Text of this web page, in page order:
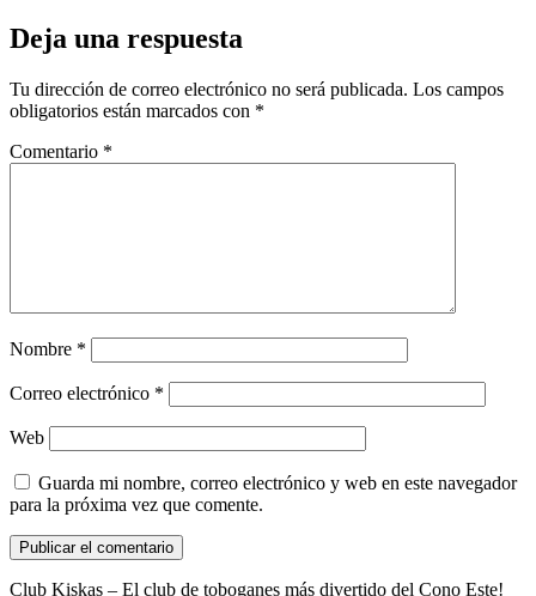
Deja una respuesta
Tu dirección de correo electrónico no será publicada. Los campos
obligatorios están marcados con *
Comentario *
Nombre *
Correo electrónico *
Web
Guarda mi nombre, correo electrónico y web en este navegador
para la próxima vez que comente.
Club Kiskas – El club de toboganes más divertido del Cono Este!